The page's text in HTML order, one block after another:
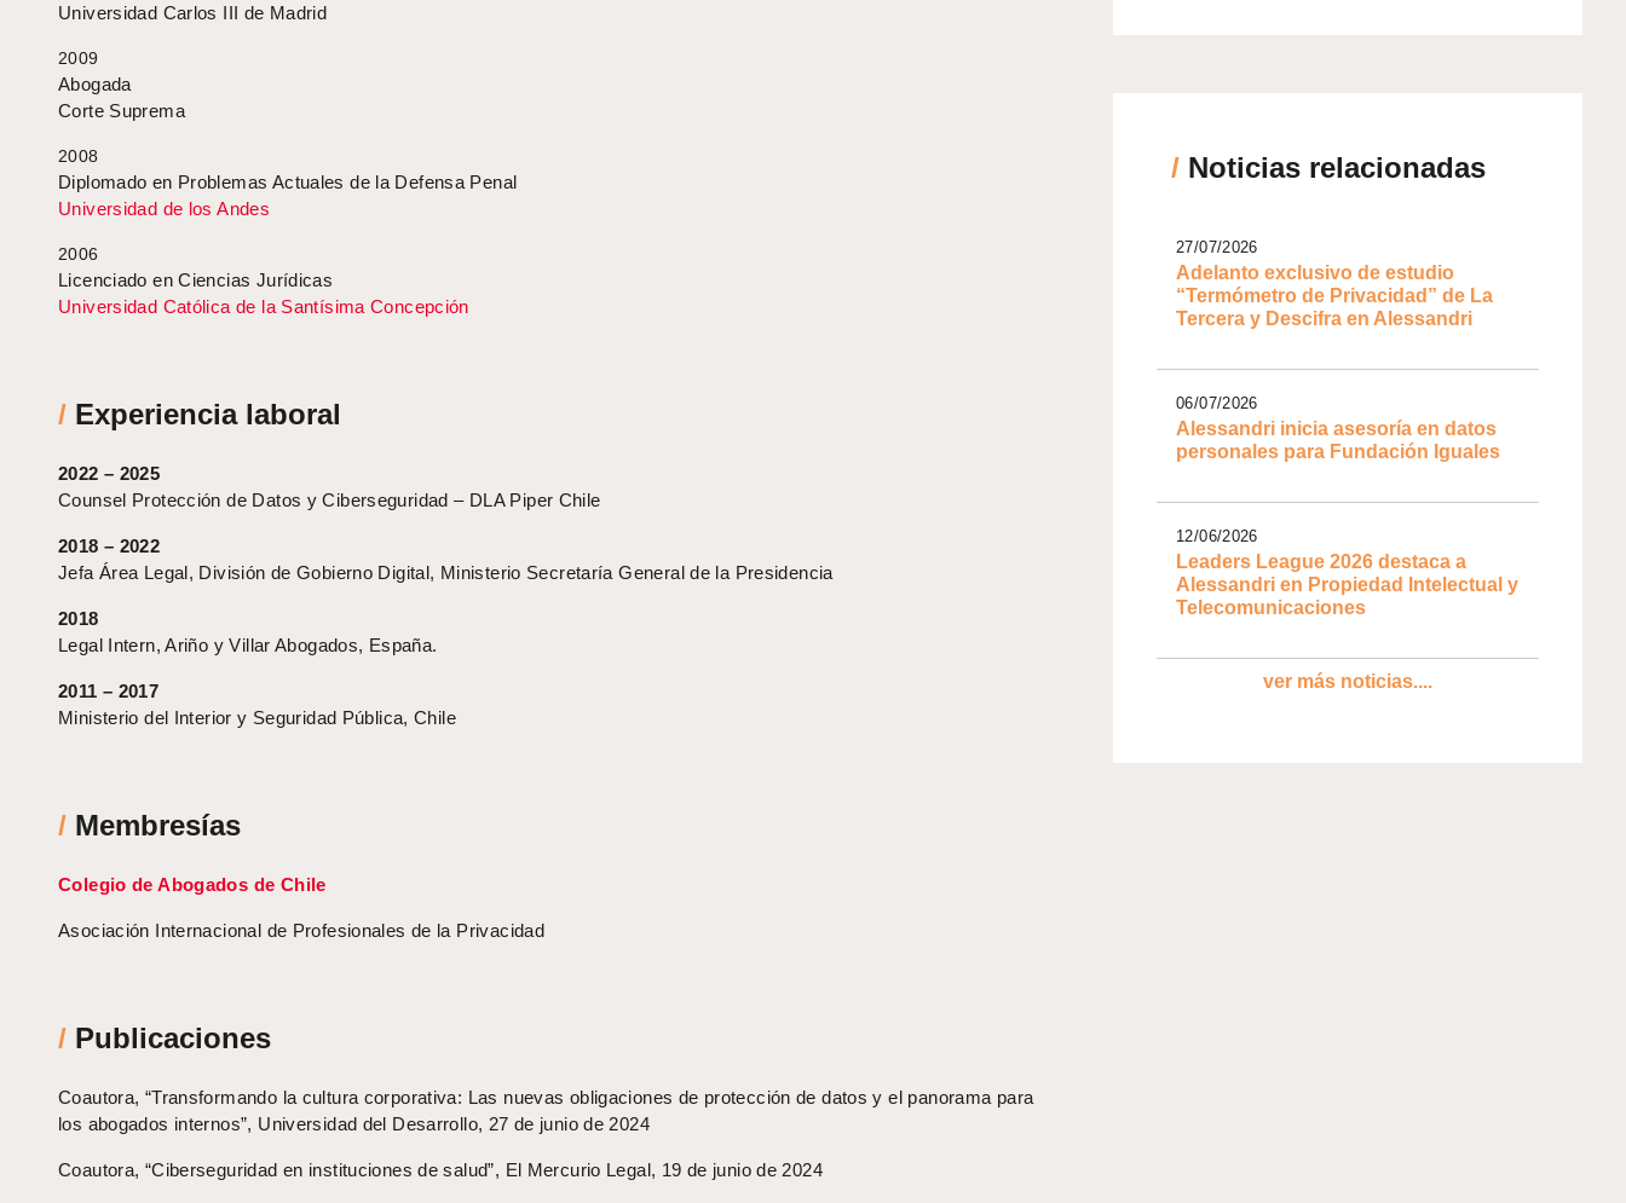
Universidad Carlos III de Madrid
2009
Abogada
Corte Suprema
2008
Diplomado en Problemas Actuales de la Defensa Penal
Universidad de los Andes
2006
Licenciado en Ciencias Jurídicas
Universidad Católica de la Santísima Concepción
/ Experiencia laboral
2022 – 2025
Counsel Protección de Datos y Ciberseguridad – DLA Piper Chile
2018 – 2022
Jefa Área Legal, División de Gobierno Digital, Ministerio Secretaría General de la Presidencia
2018
Legal Intern, Ariño y Villar Abogados, España.
2011 – 2017
Ministerio del Interior y Seguridad Pública, Chile
/ Membresías
Colegio de Abogados de Chile
Asociación Internacional de Profesionales de la Privacidad
/ Publicaciones
Coautora, “Transformando la cultura corporativa: Las nuevas obligaciones de protección de datos y el panorama para
los abogados internos”, Universidad del Desarrollo, 27 de junio de 2024
Coautora, “Ciberseguridad en instituciones de salud”, El Mercurio Legal, 19 de junio de 2024
/ Noticias relacionadas
27/07/2026
Adelanto exclusivo de estudio
“Termómetro de Privacidad” de La
Tercera y Descifra en Alessandri
06/07/2026
Alessandri inicia asesoría en datos
personales para Fundación Iguales
12/06/2026
Leaders League 2026 destaca a
Alessandri en Propiedad Intelectual y
Telecomunicaciones
ver más noticias....